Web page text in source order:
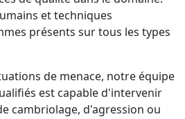
et techniques
présents sur tous les types
de menace, notre équipe
est capable d'intervenir
cambriolage, d'agression ou